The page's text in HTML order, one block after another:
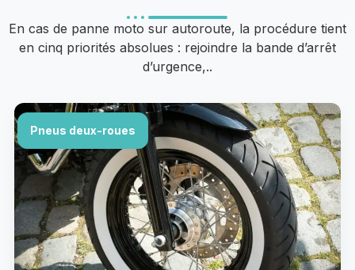
En cas de panne moto sur autoroute, la procédure tient
en cinq priorités absolues : rejoindre la bande d’arrêt
d’urgence,..
Pneus deux-roues